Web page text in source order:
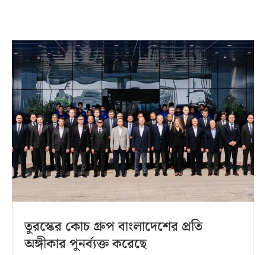
তুরস্কের কোচ গ্রুপ বাংলাদেশের প্রতি
অঙ্গীকার পুনর্ব্যক্ত করেছে